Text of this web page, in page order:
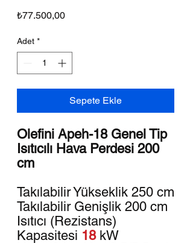
₺77.500,00Fiyat
Adet *
Sepete Ekle
Olefini Apeh-18 Genel Tip
Isıtıcılı Hava Perdesi 200
cm
Takılabilir Yükseklik 250 cm
Takılabilir Genişlik 200 cm
Isıtıcı (Rezistans)
Kapasitesi 18kW